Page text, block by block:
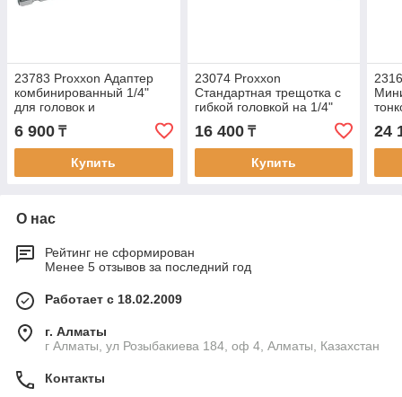
23783 Proxxon Адаптер
комбинированный 1/4"
для головок и
шестигранных бит
6 900 ₸
Купить
23074 Proxxon
Стандартная трещотка с
гибкой головкой на 1/4"
16 400₸
Купить
24
О нас
Рейтинг не сформирован
Менее 5 отзывов за последний год
Работает с 18.02.2009
г. Алматы
г Алматы, ул Розыбакиева 184, оф 4, Алматы, Казахстан
Контакты